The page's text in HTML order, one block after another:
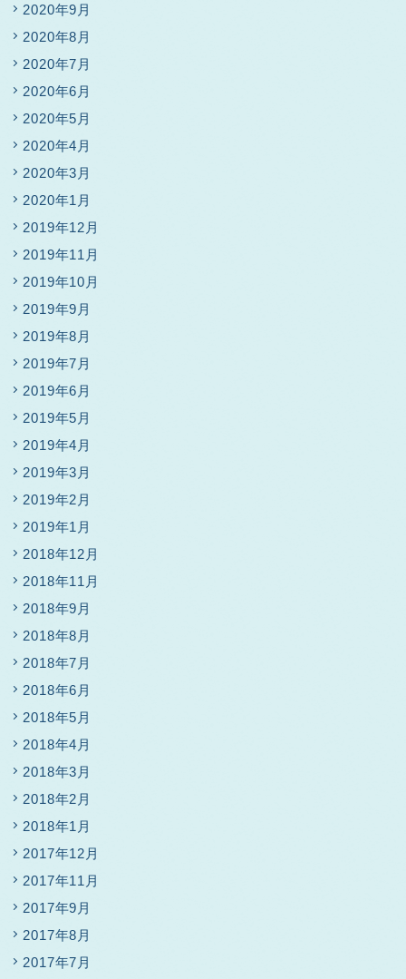
2020年9月
2020年8月
2020年7月
2020年6月
2020年5月
2020年4月
2020年3月
2020年1月
2019年12月
2019年11月
2019年10月
2019年9月
2019年8月
2019年7月
2019年6月
2019年5月
2019年4月
2019年3月
2019年2月
2019年1月
2018年12月
2018年11月
2018年9月
2018年8月
2018年7月
2018年6月
2018年5月
2018年4月
2018年3月
2018年2月
2018年1月
2017年12月
2017年11月
2017年9月
2017年8月
2017年7月